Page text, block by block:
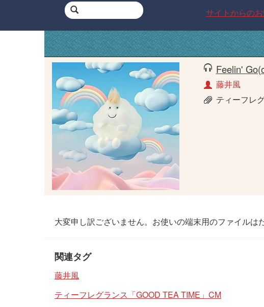
サイトからの
Feelin'
藤井風
ティーフレ
大変申し訳ございません。お使いの端末用のファイルは
関連タグ
藤井風
ティーフレグランス「GOOD TEA TIME」CM